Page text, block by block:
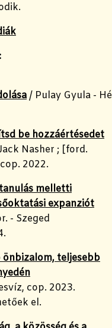
/ Pulay Gyula -
be hozzáértésedet
Nasher ; [ford.
2022.
melletti
expanziót
- Szeged
teljesebb
cop. 2023.
el.